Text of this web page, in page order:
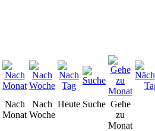
Nach
Monat
Nach
Woche
Heute Suche Gehe
zu
Monat